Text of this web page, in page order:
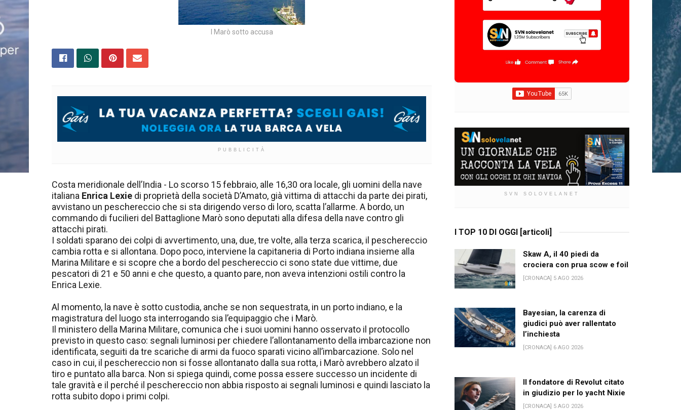
I Marò sotto accusa
PUBBLICITÀ
Costa meridionale dell’India - Lo scorso 15 febbraio, alle 16,30 ora locale, gli uomini della nave
italiana Enrica Lexie di proprietà della società D’Amato, già vittima di attacchi da parte dei pirati,
avvistano un peschereccio che si sta dirigendo verso di loro, scatta l’allarme. A bordo, un
commando di fucilieri del Battaglione Marò sono deputati alla difesa della nave contro gli
attacchi pirati.
I soldati sparano dei colpi di avvertimento, una, due, tre volte, alla terza scarica, il peschereccio
cambia rotta e si allontana. Dopo poco, interviene la capitaneria di Porto indiana insieme alla
Marina Militare e si scopre che a bordo del peschereccio ci sono state due vittime, due
pescatori di 21 e 50 anni e che questo, a quanto pare, non aveva intenzioni ostili contro la
Enrica Lexie.
Al momento, la nave è sotto custodia, anche se non sequestrata, in un porto indiano, e la
magistratura del luogo sta interrogando sia l’equipaggio che i Marò.
Il ministero della Marina Militare, comunica che i suoi uomini hanno osservato il protocollo
previsto in questo caso: segnali luminosi per chiedere l’allontanamento della imbarcazione non
identificata, seguiti da tre scariche di armi da fuoco sparati vicino all’imbarcazione. Solo nel
caso in cui, il peschereccio non si fosse allontanato dalla sua rotta, i Marò avrebbero alzato il
tiro e puntato alla barca. Non si spiega quindi, come possa essere successo un incidente di
tale gravità e il perché il peschereccio non abbia risposto ai segnali luminosi e quindi lasciato la
rotta subito dopo i primi colpi.
SVN SOLOVELANET
I TOP 10 DI OGGI [articoli]
Skaw A, il 40 piedi da
crociera con prua scow e foil
[CRONACA] 5 AGO 2026
Bayesian, la carenza di
giudici può aver rallentato
l’inchiesta
[CRONACA] 6 AGO 2026
Il fondatore di Revolut citato
in giudizio per lo yacht Nixie
[CRONACA] 5 AGO 2026